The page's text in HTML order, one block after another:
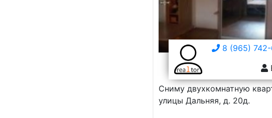
8 (965) 742-
Сниму двухкомнатную
улицы Дальняя, д. 20д.